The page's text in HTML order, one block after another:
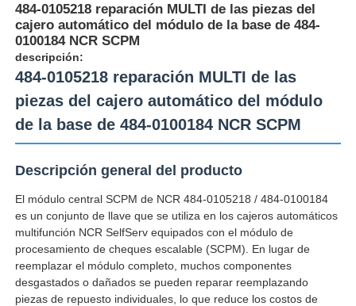
Inicio
484-0105218 reparación MULTI de las piezas del
cajero automático del módulo de la base de 484-
0100184 NCR SCPM
descripción:
484-0105218 reparación MULTI de las
piezas del cajero automático del módulo
de la base de 484-0100184 NCR SCPM
Descripción general del producto
El módulo central SCPM de NCR 484-0105218 / 484-0100184
es un conjunto de llave que se utiliza en los cajeros automáticos
multifunción NCR SelfServ equipados con el módulo de
procesamiento de cheques escalable (SCPM). En lugar de
reemplazar el módulo completo, muchos componentes
desgastados o dañados se pueden reparar reemplazando
piezas de repuesto individuales, lo que reduce los costos de